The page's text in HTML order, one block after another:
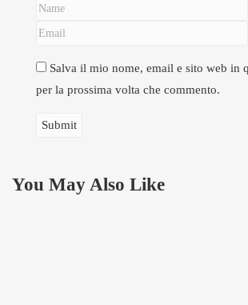
Salva il mio nome, email e sito web in
per la prossima volta che commento.
You May Also Like